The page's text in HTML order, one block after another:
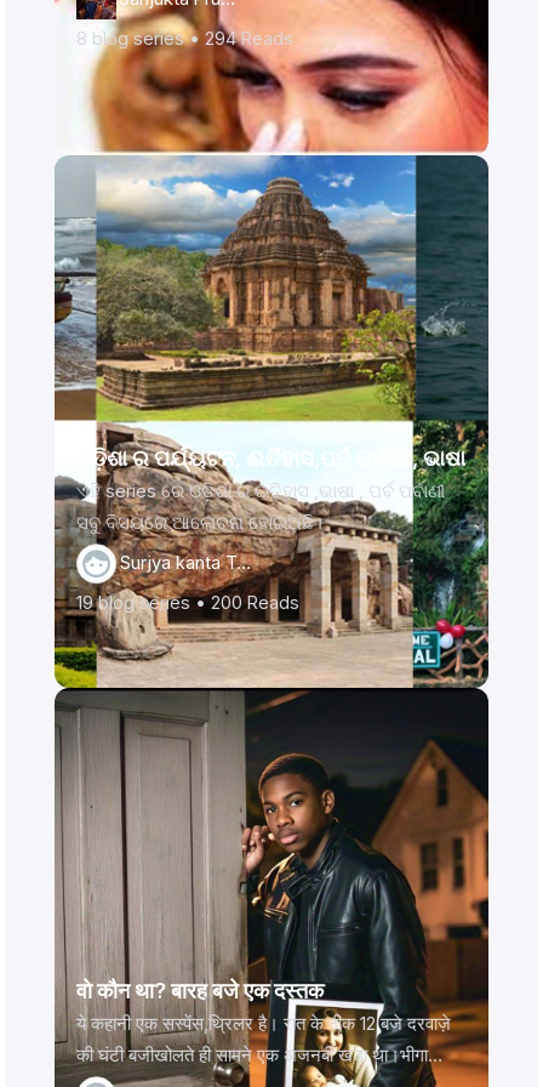
8 blog series • 294Reads
ଓଡ଼ିଶା ର ପର୍ଯ୍ୟଟନ, ଈତିହାସ,ପର୍ବ ପର୍ବାଣୀ, ଭାଷା
ଏହି series ରେ ଓଡ଼ିଶା ର ଇତିହାସ ,ଭାଷା , ପର୍ବ ପର୍ବାଣୀ
ସବୁ ବିସୟରେ ଆଲୋଚନା ହୋଇଅଛି।
Surjya kanta Ta…
19blog series • 200Reads
वो कौन था? बारह बजे एक दस्तक
ये कहानी एक सस्पेंस,थ्रिलर है। रात के ठीक 12 बजे दरवाज़े
की घंटी बजीखोलते ही सामने एक अजनबी खड़ा था।भीगा